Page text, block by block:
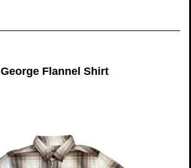
George Flannel Shirt